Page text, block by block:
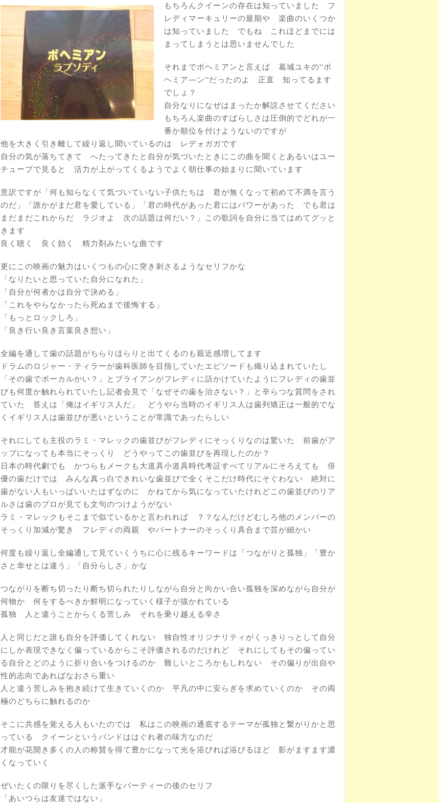
もちろんクイーンの存在は知っていました フ
レディマーキュリーの最期や 楽曲のいくつか
は知っていました でもね これほどまでには
まってしまうとは思いませんでした
それまでボヘミアンと言えば 葛城ユキの‘‘ボ
ヘミア―ン‘‘だったのよ 正直 知ってるます
でしょ？
自分なりになぜはまったか解説させてください
もちろん楽曲のすばらしさは圧倒的でどれが一
番か順位を付けようないのですが
他を大きく引き離して繰り返し聞いているのは レデォガガです
自分の気が落ちてきて へたってきたと自分が気づいたときにこの曲を聞くとあるいはユー
チューブで見ると 活力が上がってくるようでよく朝仕事の始まりに聞いています
意訳ですが「何も知らなくて気づいていない子供たちは 君が無くなって初めて不満を言う
のだ」「誰かがまだ君を愛している」「君の時代があった君にはパワーがあった でも君は
まだまだこれからだ ラジオよ 次の話題は何だい？」この歌詞を自分に当てはめてグッと
きます
良く聴く 良く効く 精力剤みたいな曲です
更にこの映画の魅力はいくつもの心に突き刺さるようなセリフかな
「なりたいと思っていた自分になれた」
「自分が何者かは自分で決める」
「これをやらなかったら死ぬまで後悔する」
「もっとロックしろ」
「良き行い良き言葉良き想い」
全編を通して歯の話題がちらりほらりと出てくるのも親近感増してます
ドラムのロジャー・ティラーが歯科医師を目指していたエピソードも織り込まれていたし
「その歯でボーカルかい？」とブライアンがフレディに話かけていたようにフレディの歯並
びも何度か触れられていたし記者会見で「なぜその歯を治さない？」と辛らつな質問をされ
ていた 答えは「俺はイギリス人だ」 どうやら当時のイギリス人は歯列矯正は一般的でな
くイギリス人は歯並びが悪いということが常識であったらしい
それにしても主役のラミ・マレックの歯並びがフレディにそっくりなのは驚いた 前歯がア
ップになっても本当にそっくり どうやってこの歯並びを再現したのか？
日本の時代劇でも かつらもメークも大道具小道具時代考証すべてリアルにそろえても 俳
優の歯だけでは みんな真っ白できれいな歯並びで全くそこだけ時代にそぐわない 絶対に
歯がない人もいっぱいいたはずなのに かねてから気になっていたけれどこの歯並びのリア
ルさは歯のプロが見ても文句のつけようがない
ラミ・マレックもそこまで似ているかと言われれば ？？なんだけどむしろ他のメンバーの
そっくり加減が驚き フレディの両親 やパートナーのそっくり具合まで芸が細かい
何度も繰り返し全編通して見ていくうちに心に残るキーワードは「つながりと孤独」「豊か
さと幸せとは違う」「自分らしさ」かな
つながりを断ち切ったり断ち切られたりしながら自分と向かい合い孤独を深めながら自分が
何物か 何をするべきか鮮明になっていく様子が描かれている
孤独 人と違うことからくる苦しみ それを乗り越える辛さ
人と同じだと誰も自分を評価してくれない 独自性オリジナリティがくっきりっとして自分
にしか表現できなく偏っているからこそ評価されるのだけれど それにしてもその偏ってい
る自分とどのように折り合いをつけるのか 難しいところかもしれない その偏りが出自や
性的志向であればなおさら重い
人と違う苦しみを抱き続けて生きていくのか 平凡の中に安らぎを求めていくのか その両
極のどちらに触れるのか
そこに共感を覚える人もいたのでは 私はこの映画の通底するテーマが孤独と繋がりかと思
っている クイーンというバンドははぐれ者の味方なのだ
才能が花開き多くの人の称賛を得て豊かになって光を浴びれば浴びるほど 影がますます濃
くなっていく
ぜいたくの限りを尽くした派手なパーティーの後のセリフ
「あいつらは友達ではない」